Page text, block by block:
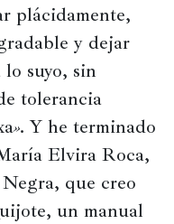
plácidamente,
y dejar
suyo, sin
tolerancia
». Y he terminado
Elvira Roca,
que creo
un manual